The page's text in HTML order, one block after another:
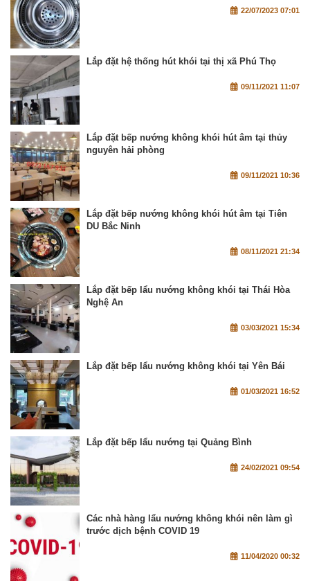
22/07/2023 07:01
Lắp đặt hệ thống hút khói tại thị xã Phú Thọ
09/11/2021 11:07
Lắp đặt bếp nướng không khói hút âm tại thủy
nguyên hải phòng
09/11/2021 10:36
Lắp đặt bếp nướng không khói hút âm tại Tiên
DU Bắc Ninh
08/11/2021 21:34
Lắp đặt bếp lẩu nướng không khói tại Thái Hòa
Nghệ An
03/03/2021 15:34
Lắp đặt bếp lẩu nướng không khói tại Yên Bái
01/03/2021 16:52
Lắp đặt bếp lẩu nướng tại Quảng Bình
24/02/2021 09:54
Các nhà hàng lẩu nướng không khói nên làm gì
trước dịch bệnh COVID 19
11/04/2020 00:32